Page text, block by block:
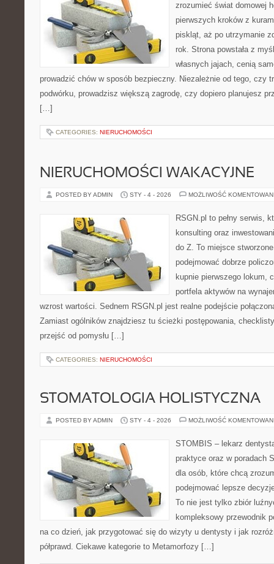
zrozumieć świat domowej
pierwszych kroków z
piskląt, aż po utrzymanie
rok. Strona powstała z
własnych jajach, cenią
prowadzić chów w sposób bezpieczny. Niezależnie od tego, czy
podwórku, prowadzisz większą zagrodę, czy dopiero planujesz
[…]
CATEGORIES: NIERUCHOMOŚCI
NIERUCHOMOŚCI WAKACYJNE
POSTED BY ADMIN STY - 4 - 2026 MOŻLIWOŚĆ
RSGN.pl to pełny serwis,
konsulting oraz
do Z. To miejsce
podejmować dobrze
kupnie pierwszego lokum,
portfela aktywów na
wzrost wartości. Sednem RSGN.pl jest realne podejście
Zamiast ogólników znajdziesz tu ścieżki postępowania,
przejść od pomysłu […]
CATEGORIES: NIERUCHOMOŚCI
STOMATOLOGIA HOLISTYCZNA
POSTED BY ADMIN STY - 4 - 2026 MOŻLIWOŚĆ
STOMBIS – lekarz
praktyce oraz w poradach
dla osób, które chcą
podejmować lepsze
To nie jest tylko zbiór
kompleksowy przewodnik
na co dzień, jak przygotować się do wizyty u dentysty i jak
półprawd. Ciekawe kategorie to Metamorfozy […]